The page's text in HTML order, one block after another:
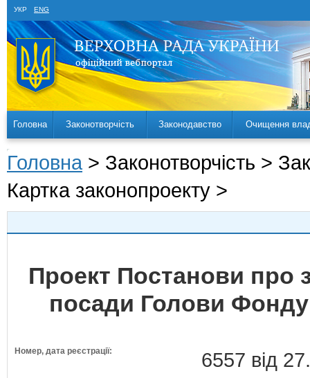
УКР ENG
Головна Законотворчість Законодавство Очищення
Головна > Законотворчість >
Картка законопроекту >
Проект Постанови про
посади Голови
Номер, дата реєстрації: 6557 від